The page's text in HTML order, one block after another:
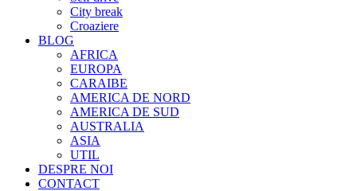
City break
Croaziere
BLOG
AFRICA
EUROPA
CARAIBE
AMERICA DE NORD
AMERICA DE SUD
AUSTRALIA
ASIA
UTIL
DESPRE NOI
CONTACT